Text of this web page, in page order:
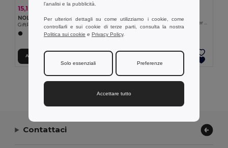
15,13 €
NOLE Bastoncini da nordic walking
GiftRetail MO2363
Aggiungi al carrello
TH Clothes 30305
Visualizzazione Di Tutti I Prodotti.
Contattaci
l'analisi e la pubblicità.
Per ulteriori dettagli su come utilizziamo i cookie, come
controllarli e sui cookie di terze parti, consulta la nostra
Politica sui cookie e Privacy Policy.
Solo essenziali Preferenze
Accettare tutto